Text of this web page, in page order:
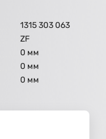
1315 303 063
ZF
0 мм
0 мм
0 мм